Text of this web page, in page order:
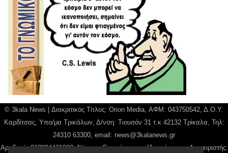
© 3kala News | Διακριτικός Τίτλος: Orion Media, ΑΦΜ: 043750542, Δ.Ο.Υ:
Καρδίτσας, Υπο/μα Τρικάλων, Δ/νση: Τιουσόν 31 τ.κ 42132 Τρίκαλα, Τηλ:
24310 63300, email: news@3kalanews.gr
Αρ. Γεμή: 018804431000, Νόμιμος Εκπρόσωπος, Ιδιοκτήτης και Διαχειριστής: